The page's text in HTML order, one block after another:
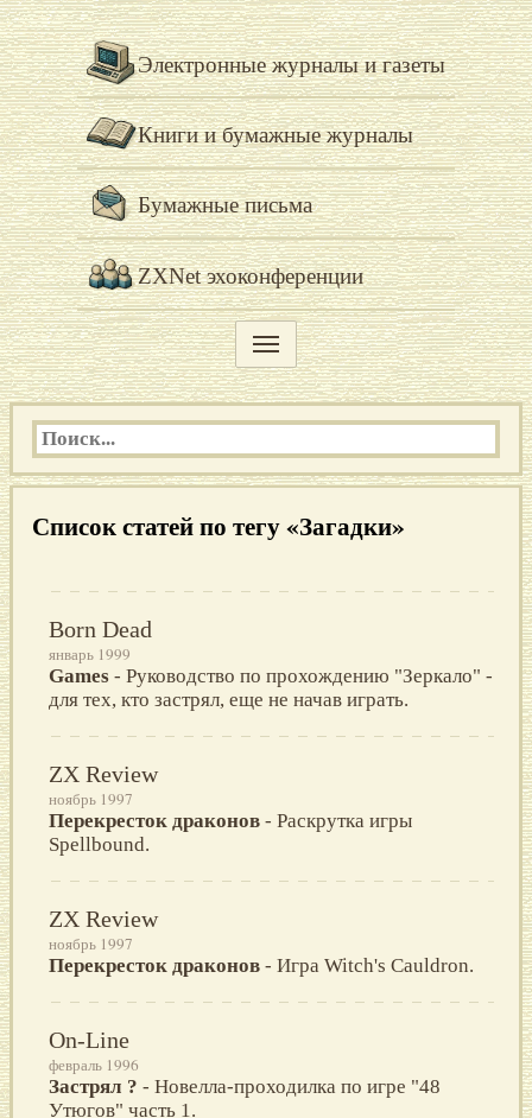
Электронные журналы и газеты
Книги и бумажные журналы
Бумажные письма
ZXNet эхоконференции
Список статей по тегу «Загадки»
Born Dead
январь 1999
Games - Руководство по прохождению "Зеркало" -
для тех, кто застрял, еще не начав играть.
ZX Review
ноябрь 1997
Перекресток драконов - Раскрутка игры
Spellbound.
ZX Review
ноябрь 1997
Перекресток драконов - Игра Witch's Cauldron.
On-Line
февраль 1996
Застрял ? - Новелла-проходилка по игре "48
Утюгов" часть 1.